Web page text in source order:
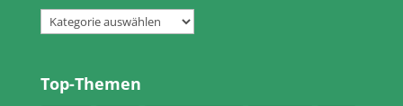
Kategorien
Top-Themen